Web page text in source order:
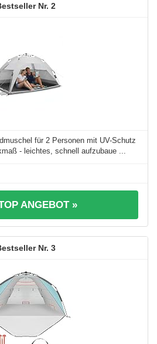
2
für 2 Personen mit UV-Schutz
- leichtes, schnell aufzubaue ...
ANGEBOT »
3